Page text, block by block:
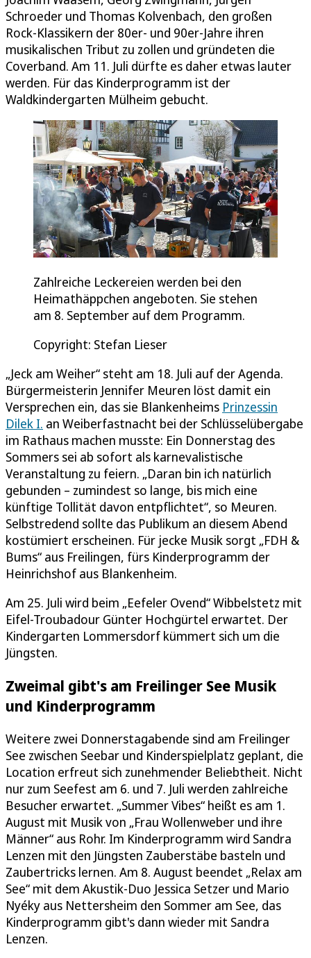
Schroeder und Thomas Kolvenbach, den großen
Rock-Klassikern der 80er- und 90er-Jahre ihren
musikalischen Tribut zu zollen und gründeten die
Coverband. Am 11. Juli dürfte es daher etwas lauter
werden. Für das Kinderprogramm ist der
Waldkindergarten Mülheim gebucht.
Zahlreiche Leckereien werden bei den
Heimathäppchen angeboten. Sie stehen
am 8. September auf dem Programm.
Copyright: Stefan Lieser
„Jeck am Weiher“ steht am 18. Juli auf der Agenda.
Bürgermeisterin Jennifer Meuren löst damit ein
Versprechen ein, das sie Blankenheims Prinzessin
Dilek I. an Weiberfastnacht bei der Schlüsselübergabe
im Rathaus machen musste: Ein Donnerstag des
Sommers sei ab sofort als karnevalistische
Veranstaltung zu feiern. „Daran bin ich natürlich
gebunden – zumindest so lange, bis mich eine
künftige Tollität davon entpflichtet“, so Meuren.
Selbstredend sollte das Publikum an diesem Abend
kostümiert erscheinen. Für jecke Musik sorgt „FDH &
Bums“ aus Freilingen, fürs Kinderprogramm der
Heinrichshof aus Blankenheim.
Am 25. Juli wird beim „Eefeler Ovend“ Wibbelstetz mit
Eifel-Troubadour Günter Hochgürtel erwartet. Der
Kindergarten Lommersdorf kümmert sich um die
Jüngsten.
Zweimal gibt's am Freilinger See Musik
und Kinderprogramm
Weitere zwei Donnerstagabende sind am Freilinger
See zwischen Seebar und Kinderspielplatz geplant, die
Location erfreut sich zunehmender Beliebtheit. Nicht
nur zum Seefest am 6. und 7. Juli werden zahlreiche
Besucher erwartet. „Summer Vibes“ heißt es am 1.
August mit Musik von „Frau Wollenweber und ihre
Männer“ aus Rohr. Im Kinderprogramm wird Sandra
Lenzen mit den Jüngsten Zauberstäbe basteln und
Zaubertricks lernen. Am 8. August beendet „Relax am
See“ mit dem Akustik-Duo Jessica Setzer und Mario
Nyéky aus Nettersheim den Sommer am See, das
Kinderprogramm gibt's dann wieder mit Sandra
Lenzen.